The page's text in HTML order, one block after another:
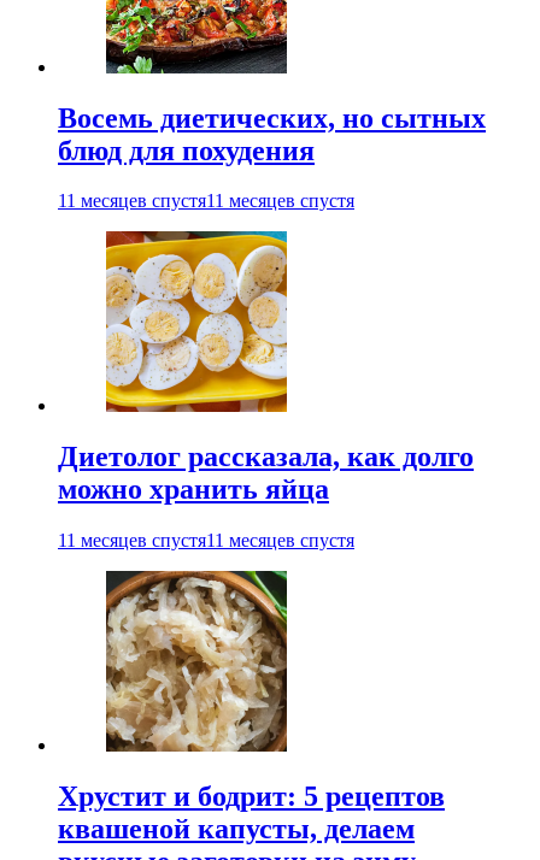
Восемь диетических, но сытных
блюд для похудения
11 месяцев спустя11 месяцев спустя
Диетолог рассказала, как долго
можно хранить яйца
11 месяцев спустя11 месяцев спустя
Хрустит и бодрит: 5 рецептов
квашеной капусты, делаем